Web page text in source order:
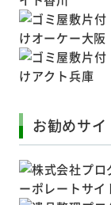
お勧めサイ